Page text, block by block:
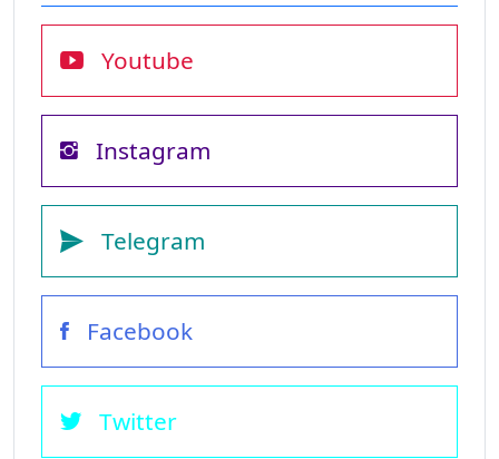
Youtube
Instagram
Telegram
Facebook
Twitter